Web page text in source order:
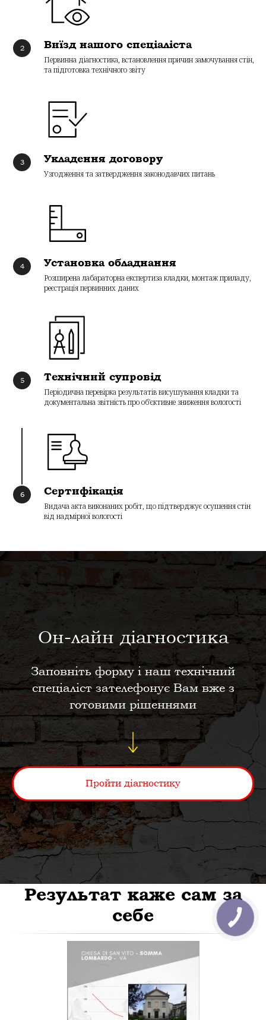
Виїзд нашого спеціаліста
Первинна діагностика, встановлення причин замочування стін,
та підготовка технічного звіту
Укладення договору
Узгодження та затвердження законодавчих питань
Установка обладнання
Розширена лабараторна експертиза кладки, монтаж приладу,
реєстрація первинних даних
Технічний супровід
Періодична перевірка результатів висушування кладки та
документальна звітність про об'єктивне зниження вологості
Сертифікація
Видача акта виконаних робіт, що підтверджує осушення стін
від надмірної вологості
Он-лайн діагностика
Заповніть форму і наш технічний
спеціаліст зателефонує Вам вже з
готовими рішеннями
Пройти діагностику
Результат каже сам за
себе